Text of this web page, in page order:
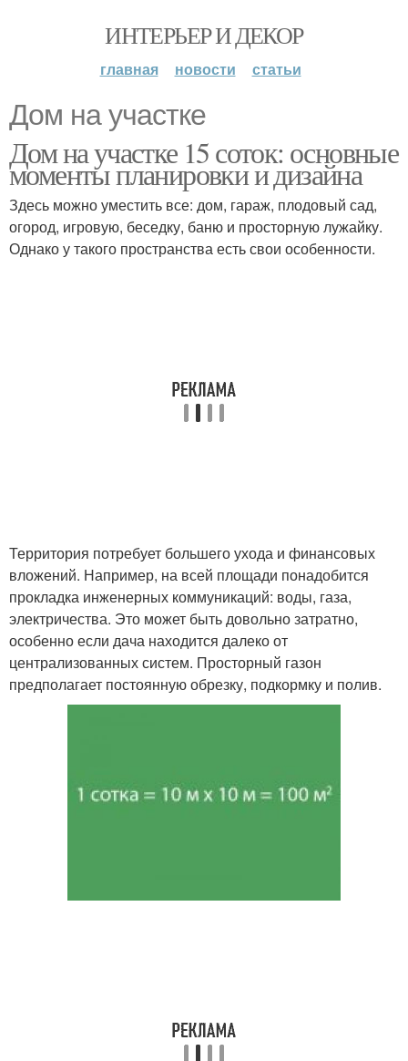
ИНТЕРЬЕР И ДЕКОР
главная новости статьи
Дом на участке
Дом на участке 15 соток: основные
моменты планировки и дизайна
Здесь можно уместить все: дом, гараж, плодовый сад,
огород, игровую, беседку, баню и просторную лужайку.
Однако у такого пространства есть свои особенности.
Территория потребует большего ухода и финансовых
вложений. Например, на всей площади понадобится
прокладка инженерных коммуникаций: воды, газа,
электричества. Это может быть довольно затратно,
особенно если дача находится далеко от
централизованных систем. Просторный газон
предполагает постоянную обрезку, подкормку и полив.